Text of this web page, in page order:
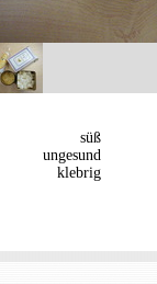
süß
ungesund
klebrig